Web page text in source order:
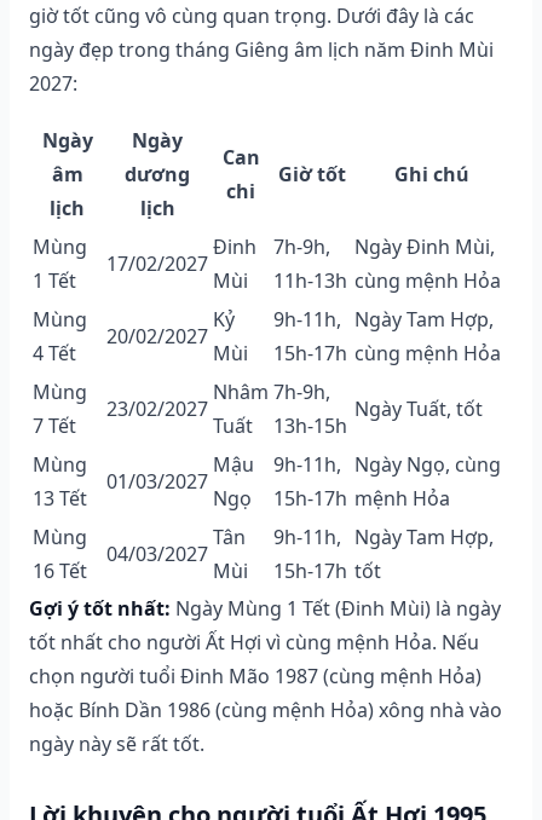
giờ tốt cũng vô cùng quan trọng. Dưới đây là các
ngày đẹp trong tháng Giêng âm lịch năm Đinh Mùi
2027:
Ngày
âm
lịch
Ngày
dương
lịch
Can
chi
Giờ tốt Ghi chú
Mùng
1 Tết
17/02/2027
Đinh
Mùi
7h-9h,
11h-13h
Ngày Đinh Mùi,
cùng mệnh Hỏa
Mùng
4 Tết
20/02/2027
Kỷ
Mùi
9h-11h,
15h-17h
Ngày Tam Hợp,
cùng mệnh Hỏa
Mùng
7 Tết
23/02/2027
Nhâm
Tuất
7h-9h,
13h-15h
Ngày Tuất, tốt
Mùng
13 Tết
01/03/2027
Mậu
Ngọ
9h-11h,
15h-17h
Ngày Ngọ, cùng
mệnh Hỏa
Mùng
16 Tết
04/03/2027
Tân
Mùi
9h-11h,
15h-17h
Ngày Tam Hợp,
tốt
Gợi ý tốt nhất: Ngày Mùng 1 Tết (Đinh Mùi) là ngày
tốt nhất cho người Ất Hợi vì cùng mệnh Hỏa. Nếu
chọn người tuổi Đinh Mão 1987 (cùng mệnh Hỏa)
hoặc Bính Dần 1986 (cùng mệnh Hỏa) xông nhà vào
ngày này sẽ rất tốt.